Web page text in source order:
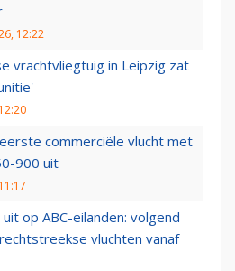
12:22
vrachtvliegtuig in Leipzig zat
commerciële vlucht met
900 uit
op ABC-eilanden: volgend
vluchten vanaf